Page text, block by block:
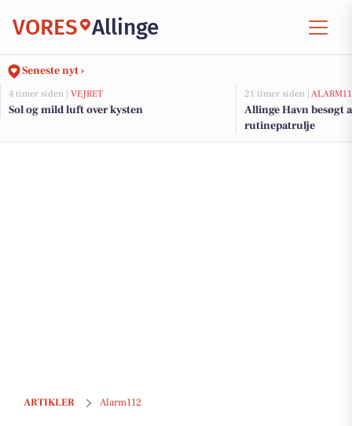
VORES Allinge
Seneste nyt ›
4 timer siden | VEJRET
Sol og mild luft over kysten
21 timer siden |
Allinge Havn besøgt
rutinepatrulje
ARTIKLER Alarm112
ATK-bil på Borrelyngvej mellem Allinge og Hasle fandt ingen